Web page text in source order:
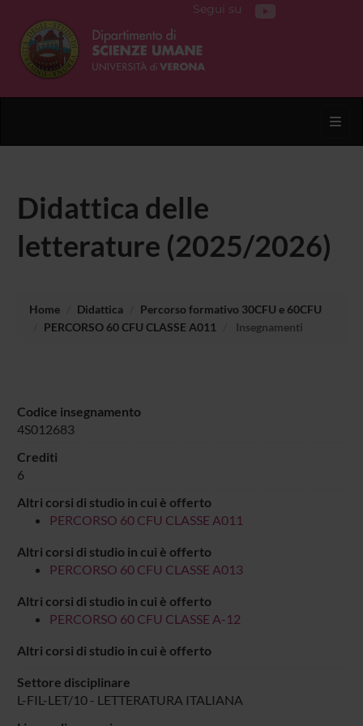
Segui su
Didattica delle
letterature (2025/2026)
Home Didattica
Percorso formativo 30CFU e 60CFU
PERCORSO 60 CFU CLASSE A011
Insegnamenti
Codice insegnamento
4S012683
Crediti
6
Altri corsi di studio in cui è offerto
PERCORSO 60 CFU CLASSE A011
Altri corsi di studio in cui è offerto
PERCORSO 60 CFU CLASSE A013
Altri corsi di studio in cui è offerto
PERCORSO 60 CFU CLASSE A-12
Altri corsi di studio in cui è offerto
Settore disciplinare
L-FIL-LET/10 - LETTERATURA ITALIANA